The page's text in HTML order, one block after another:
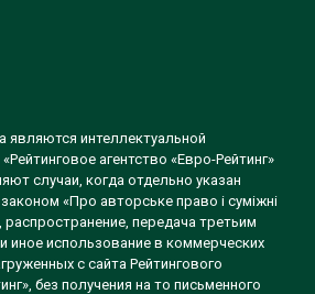
являются интеллектуальной
агентство «Евро-Рейтинг»
случаи, когда отдельно указан
«Про авторське право і суміжні
передача третьим
иное использование в коммерческих
с сайта Рейтингового
без получения на то письменного